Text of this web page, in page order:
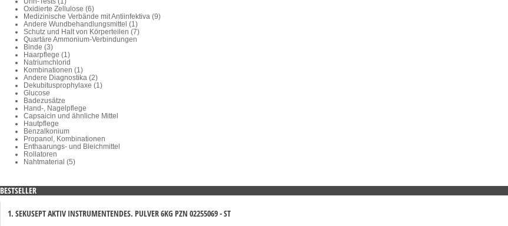
Oxidierte Zellulose (6)
Medizinische Verbände mit Antiinfektiva (9)
Andere Wundbehandlungsmittel (1)
Schutz und Halt von Körperteilen (7)
Quartäre Ammonium-Verbindungen
Binde (3)
Haarpflege (1)
Natriumchlorid
Kombinationen (1)
Andere Diagnostika (2)
Dekubitusprophylaxe (1)
Glucose
Badezusätze
Hand-, Nagelpflege
Capsaicin und ähnliche Mittel
Hautpflege
Benzalkonium
Propanol, Kombinationen
Enthaarungs- und Bleichmittel
Rollatoren
Nahtmaterial (5)
BESTSELLER
1. SEKUSEPT AKTIV INSTRUMENTENDES. PULVER 6KG PZN 02255069 - ST